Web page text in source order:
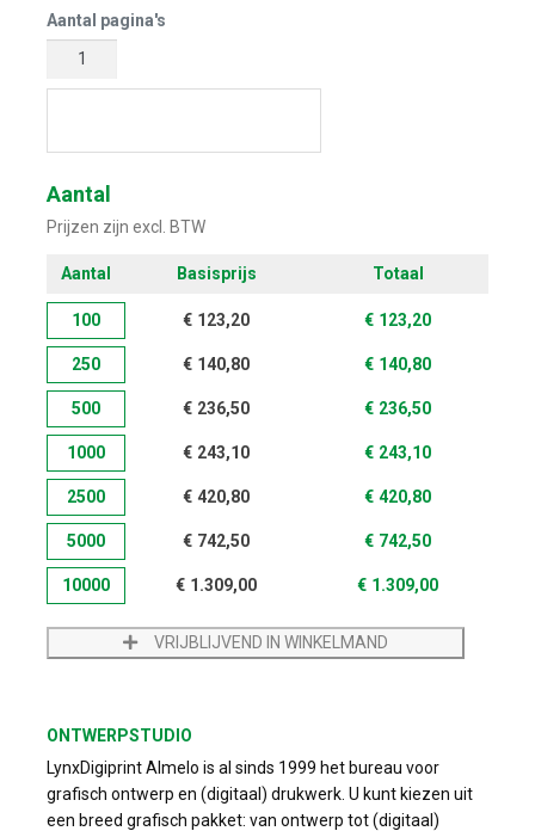
Aantal pagina's
Aantal
Prijzen zijn excl. BTW
Aantal Basisprijs Totaal
100 € 123,20 € 123,20
250 € 140,80 € 140,80
500 € 236,50 € 236,50
1000 € 243,10 € 243,10
2500 € 420,80 € 420,80
5000 € 742,50 € 742,50
10000 € 1.309,00 € 1.309,00
VRIJBLIJVEND IN WINKELMAND
ONTWERPSTUDIO
LynxDigiprint Almelo is al sinds 1999 het bureau voor
grafisch ontwerp en (digitaal) drukwerk. U kunt kiezen uit
een breed grafisch pakket: van ontwerp tot (digitaal)